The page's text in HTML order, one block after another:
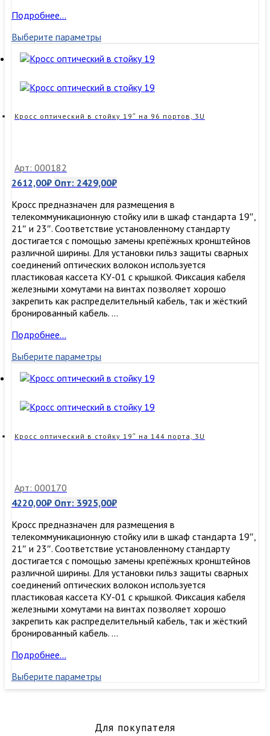
Кросс
в
стойку
19″
64
Подробнее…
Выберите параметры
Кросс оптический в стойку 19″ на 96 портов, 3U
Арт: 000182
2612,00₽ Опт: 2429,00₽
Кросс предназначен для размещения в
телекоммуникационную стойку или в шкаф стандарта 19″,
21″ и 23″. Соответствие установленному стандарту
достигается с помощью замены крепёжных кронштейнов
различной ширины. Для установки гильз защиты сварных
соединений оптических волокон используется
пластиковая кассета КУ-01 с крышкой. Фиксация кабеля
железными хомутами на винтах позволяет хорошо
закрепить как распределительный кабель, так и жёсткий
бронированный кабель. …
Кросс
в
стойку
19″
96
Подробнее…
Выберите параметры
Кросс оптический в стойку 19″ на 144 порта, 3U
Арт: 000170
4220,00₽ Опт: 3925,00₽
Кросс предназначен для размещения в
телекоммуникационную стойку или в шкаф стандарта 19″,
21″ и 23″. Соответствие установленному стандарту
достигается с помощью замены крепёжных кронштейнов
различной ширины. Для установки гильз защиты сварных
соединений оптических волокон используется
пластиковая кассета КУ-01 с крышкой. Фиксация кабеля
железными хомутами на винтах позволяет хорошо
закрепить как распределительный кабель, так и жёсткий
бронированный кабель. …
Кросс
в
стойку
Подробнее…
Выберите параметры
Для покупателя